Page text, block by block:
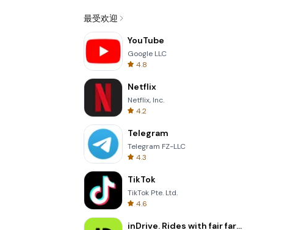
最受欢迎
YouTube
Google LLC
4.8
Netflix
Netflix, Inc.
4.2
Telegram
Telegram FZ-LLC
4.3
TikTok
TikTok Pte. Ltd.
4.6
inDrive. Rides with fair fares